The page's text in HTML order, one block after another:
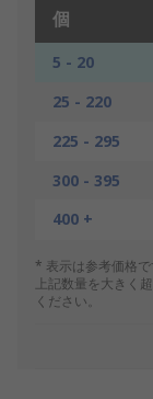
個
5 - 20
25 - 220
225 - 295
300 - 395
400 +
* 表示は参考価格で
上記数量を大きく
ください。